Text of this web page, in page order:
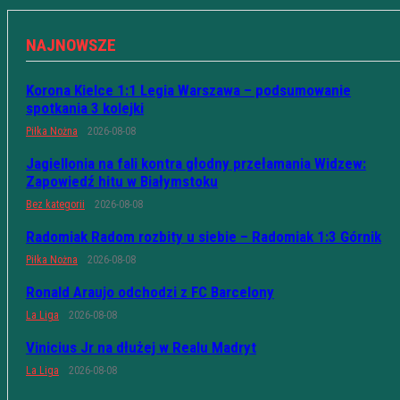
NAJNOWSZE
Korona Kielce 1:1 Legia Warszawa – podsumowanie
spotkania 3 kolejki
Piłka Nożna 2026-08-08
Jagiellonia na fali kontra głodny przełamania Widzew:
Zapowiedź hitu w Białymstoku
Bez kategorii 2026-08-08
Radomiak Radom rozbity u siebie – Radomiak 1:3 Górnik
Piłka Nożna 2026-08-08
Ronald Araujo odchodzi z FC Barcelony
La Liga 2026-08-08
Vinicius Jr na dłużej w Realu Madryt
La Liga 2026-08-08